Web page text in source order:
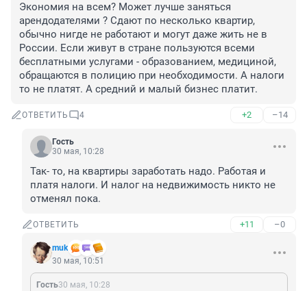
Экономия на всем? Может лучше заняться
арендодателями ? Сдают по несколько квартир,
обычно нигде не работают и могут даже жить не в
России. Если живут в стране пользуются всеми
бесплатными услугами - образованием, медициной,
обращаются в полицию при необходимости. А налоги
то не платят. А средний и малый бизнес платит.
ОТВЕТИТЬ 4 +2 –14
Гость
30 мая, 10:28
Так- то, на квартиры заработать надо. Работая и
платя налоги. И налог на недвижимость никто не
отменял пока.
ОТВЕТИТЬ +11 –0
muk
30 мая, 10:51
Гость30 мая, 10:28